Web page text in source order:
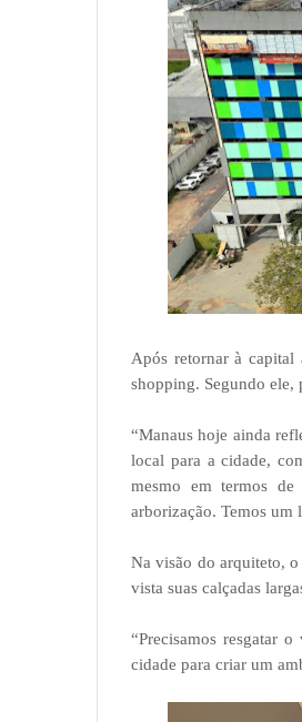
Após retornar à capital
shopping. Segundo ele,
“Manaus hoje ainda
local para a cidade,
mesmo em termos de
arborização. Temos um
Na visão do arquiteto,
vista suas calçadas
“Precisamos resgatar
cidade para criar um